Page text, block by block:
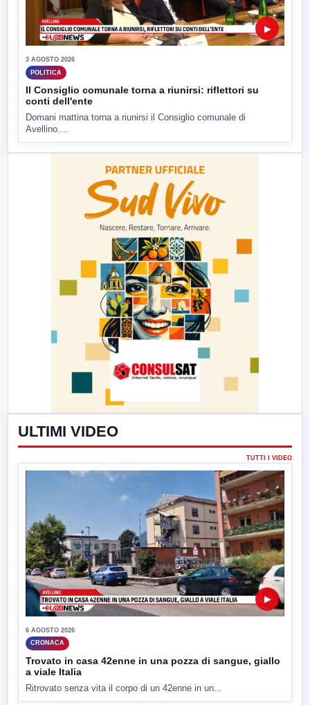
▶
3 AGOSTO 2026
POLITICA
Il Consiglio comunale torna a riunirsi: riflettori su
conti dell'ente
Domani mattina torna a riunirsi il Consiglio comunale di
Avellino....
ULTIMI VIDEO
TUTTI I VIDEO
▶
6 AGOSTO 2026
CRONACA
Trovato in casa 42enne in una pozza di sangue, giallo
a viale Italia
Ritrovato senza vita il corpo di un 42enne in un...